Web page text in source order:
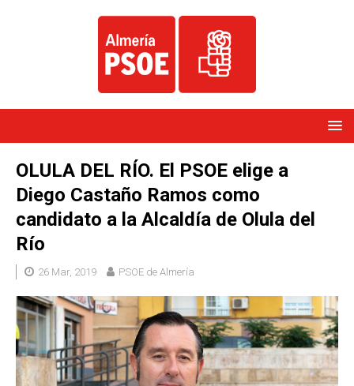
OLULA DEL RÍO. El PSOE elige a
Diego Castaño Ramos como
candidato a la Alcaldía de Olula del
Río
26 Mar, 2019 PSOE de Almería